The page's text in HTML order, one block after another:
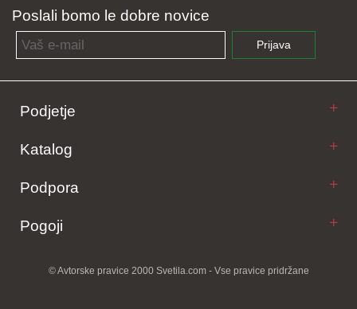
Poslali bomo le dobre novice
Email address
Prijava
Podjetje
Katalog
Podpora
Pogoji
© Avtorske pravice 2000 Svetila.com - Vse pravice pridržane